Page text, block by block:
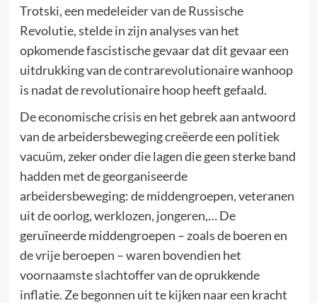
Trotski, een medeleider van de Russische
Revolutie, stelde in zijn analyses van het
opkomende fascistische gevaar dat dit gevaar een
uitdrukking van de contrarevolutionaire wanhoop
is nadat de revolutionaire hoop heeft gefaald.
De economische crisis en het gebrek aan antwoord
van de arbeidersbeweging creëerde een politiek
vacuüm, zeker onder die lagen die geen sterke band
hadden met de georganiseerde
arbeidersbeweging: de middengroepen, veteranen
uit de oorlog, werklozen, jongeren,… De
geruïneerde middengroepen – zoals de boeren en
de vrije beroepen – waren bovendien het
voornaamste slachtoffer van de oprukkende
inflatie. Ze begonnen uit te kijken naar een kracht